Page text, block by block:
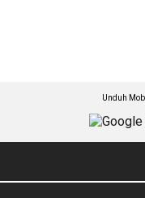
Unduh